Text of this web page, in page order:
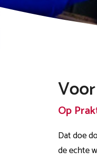
Op
Dat doe
de echte